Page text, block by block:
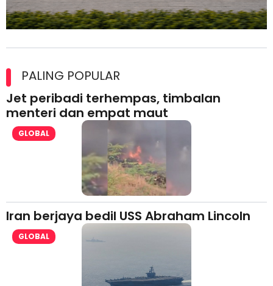
lesen separuh pertama 2026
PALING POPULAR
Jet peribadi terhempas, timbalan
menteri dan empat maut
GLOBAL
Iran berjaya bedil USS Abraham Lincoln
GLOBAL